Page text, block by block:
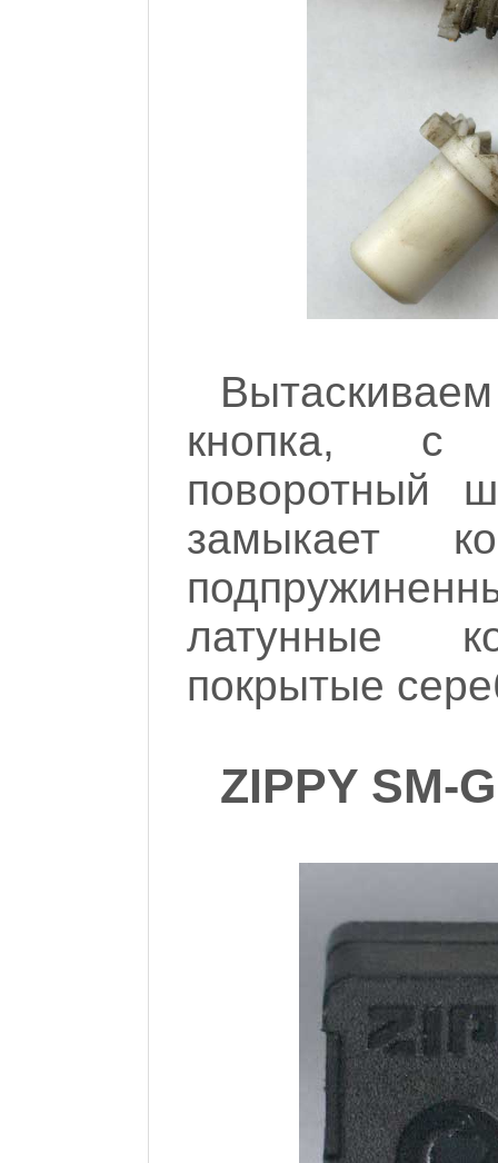
кнопка, с
поворотный
замыкает
латунные
покрытые
ZIPPY SM-G